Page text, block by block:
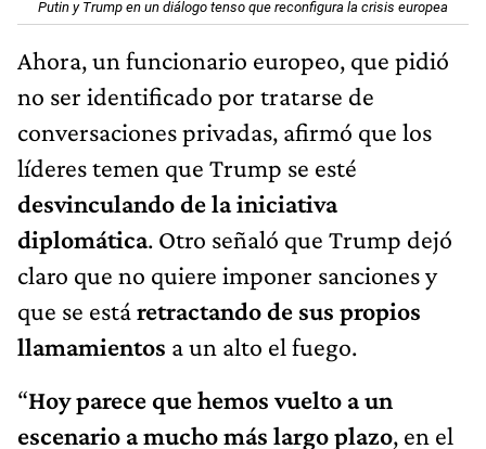
Putin y Trump en un diálogo tenso que reconfigura la crisis europea
Ahora, un funcionario europeo, que pidió
no ser identificado por tratarse de
conversaciones privadas, afirmó que los
líderes temen que Trump se esté
desvinculandode la iniciativa
diplomática. Otro señaló que Trump dejó
claro que no quiere imponer sanciones y
que se estáretractando de sus propios
llamamientos a un alto el fuego.
“Hoy parece que hemos vuelto a un
escenario a mucho más largo plazo, en el